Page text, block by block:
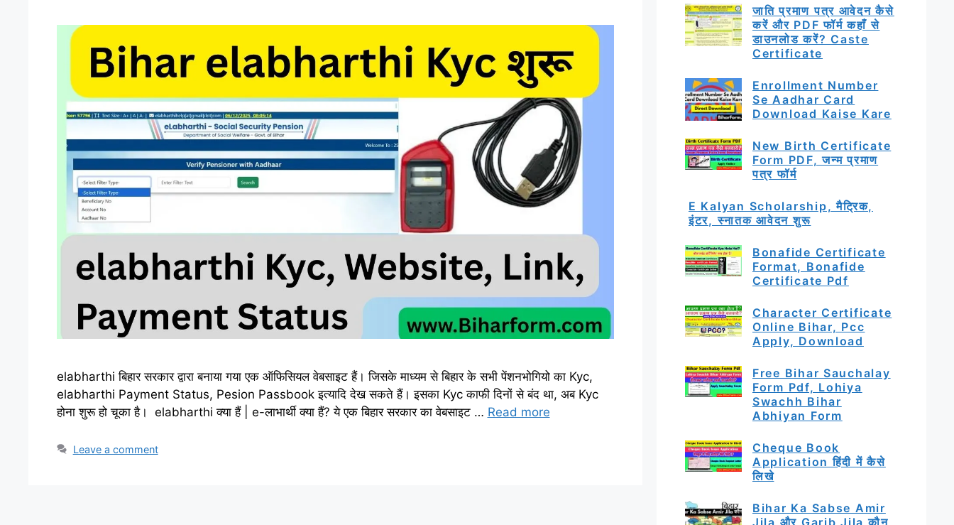
elabharthi बिहार सरकार द्वारा बनाया गया एक ऑफिसियल वेबसाइट हैं। जिसके माध्यम से बिहार के सभी पेंशनभोगियो का Kyc,
elabharthi Payment Status, Pesion Passbook इत्यादि देख सकते हैं। इसका Kyc काफी दिनों से बंद था, अब Kyc
होना शुरू हो चूका है। elabharthi क्या हैं | e-लाभार्थी क्या हैं? ये एक बिहार सरकार का वेबसाइट … Read more
Leave a comment
जाति प्रमाण पत्र आवेदन कैसे
करें और PDF फॉर्म कहाँ से
डाउनलोड करें? Caste
Certificate
Enrollment Number
Se Aadhar Card
Download Kaise Kare
New Birth Certificate
Form PDF, जन्म प्रमाण
पत्र फॉर्म
E Kalyan Scholarship, मैट्रिक,
इंटर, स्नातक आवेदन शुरू
Bonafide Certificate
Format, Bonafide
Certificate Pdf
Character Certificate
Online Bihar, Pcc
Apply, Download
Free Bihar Sauchalay
Form Pdf, Lohiya
Swachh Bihar
Abhiyan Form
Cheque Book
Application हिंदी में कैसे
लिखे
Bihar Ka Sabse Amir
Jila और Garib Jila कौन